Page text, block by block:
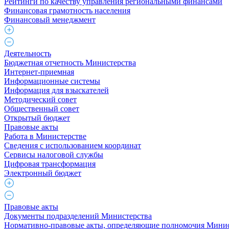
Финансовая грамотность населения
Финансовый менеджмент
Деятельность
Бюджетная отчетность Министерства
Интернет-приемная
Информационные системы
Информация для взыскателей
Методический совет
Общественный совет
Открытый бюджет
Правовые акты
Работа в Министерстве
Cведения с использованием координат
Сервисы налоговой службы
Цифровая трансформация
Электронный бюджет
Правовые акты
Документы подразделений Министерства
Нормативно-правовые акты, определяющие полномочия